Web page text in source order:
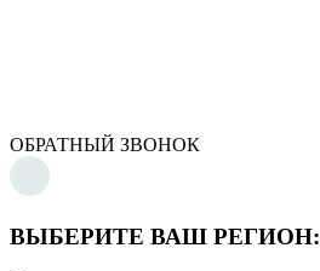
ОБРАТНЫЙ ЗВОНОК
ВЫБЕРИТЕ ВАШ РЕГИОН: